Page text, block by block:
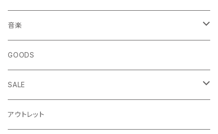
エッセイ・日記
生き方
短歌・詩集
ZINE・リトルプレス
音楽
◎ NEWFOLK特集
◎ シンガーソングライター特集
CD
GOODS
SALE
LP
アウトレット